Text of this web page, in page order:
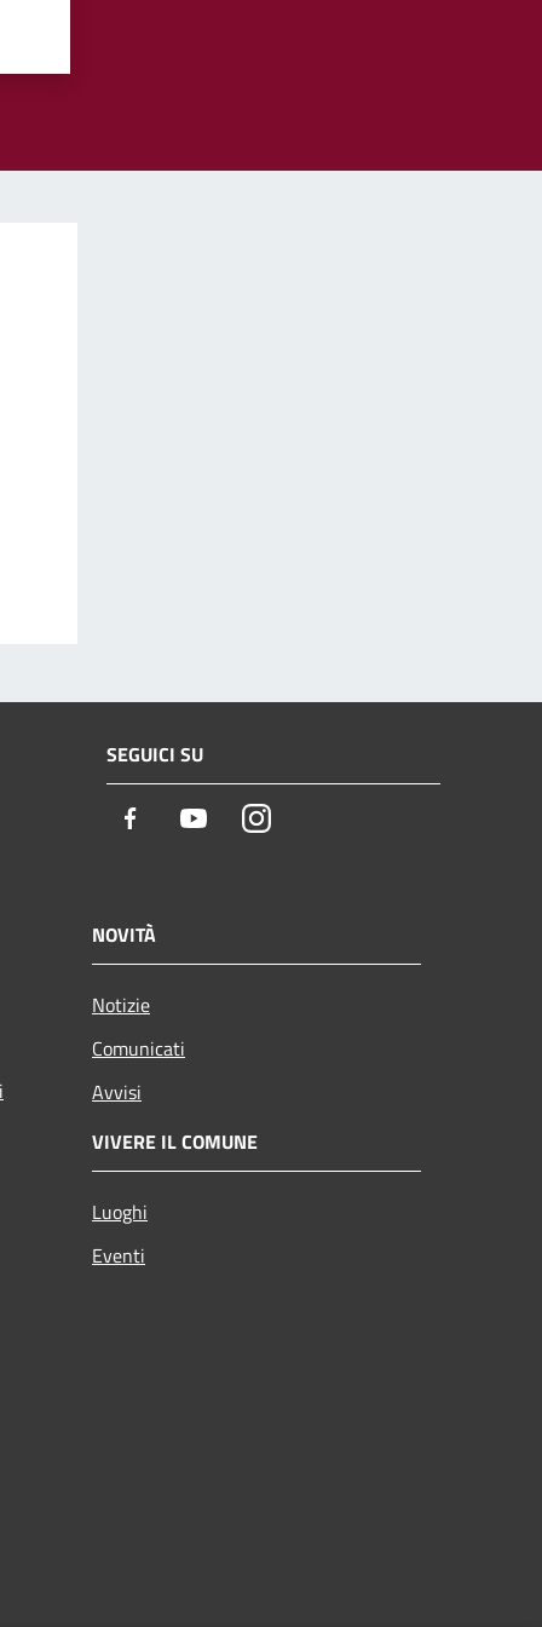
SEGUICI SU
Facebook YoutubeInstagram
NOVITÀ
Notizie
Comunicati
Avvisi
VIVERE IL COMUNE
Luoghi
Eventi